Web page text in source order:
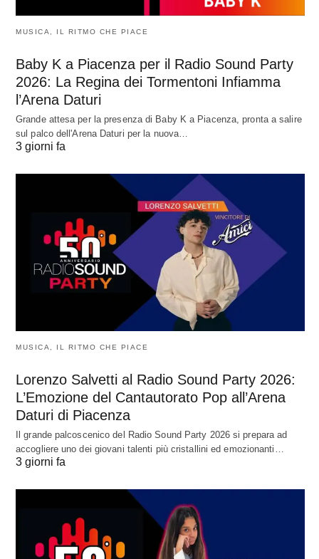
MUSICA, IL RITMO CHE PIACE
Baby K a Piacenza per il Radio Sound Party
2026: La Regina dei Tormentoni Infiamma
l’Arena Daturi
Grande attesa per la presenza di Baby K a Piacenza, pronta a salire
sul palco dell'Arena Daturi per la nuova…
3 giorni fa
MUSICA, IL RITMO CHE PIACE
Lorenzo Salvetti al Radio Sound Party 2026:
L’Emozione del Cantautorato Pop all’Arena
Daturi di Piacenza
Il grande palcoscenico del Radio Sound Party 2026 si prepara ad
accogliere uno dei giovani talenti più cristallini ed emozionanti…
3 giorni fa